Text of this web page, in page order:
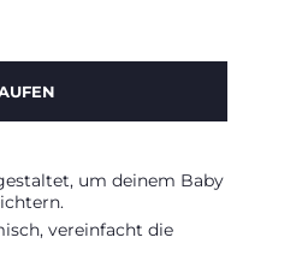
um deinem Baby
vereinfacht die